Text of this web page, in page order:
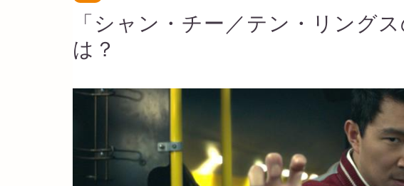
「シャン・チー／テン・リング
は？